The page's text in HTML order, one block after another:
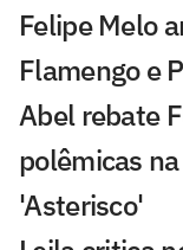
Felipe Melo
Flamengo e
Abel rebate
polêmicas
'Asterisco'